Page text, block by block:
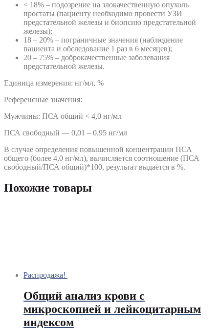
< 18% – подозрение на злокачественную опухоль
простаты (пациенту необходимо провести УЗИ
предстательной железы и биопсию предстательной
железы);
18 – 20% – пограничные значения (наблюдение
пациента и обследование 1 раз в 6 месяцев);
20 – 75% – доброкачественные заболевания
предстательной железы.
Единица измерения: нг/мл, %
Референсные значения:
Мужчины: ПСА общий < 4,0 нг/мл
ПСА свободный — 0,01 – 0,95 нг/мл
В случае определения повышенной концентрации ПСА
общего (более 4,0 нг/мл), вычисляется соотношение (ПСА
свободный/ПСА общий)*100, результат выдаётся в %.
Похожие товары
Распродажа!
Общий анализ крови с
микроскопией и лейкоцитарным
индексом